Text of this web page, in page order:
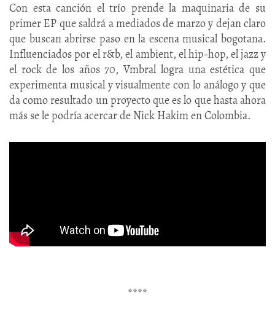
Con esta canción el trío prende la maquinaria de su
primer EP que saldrá a mediados de marzo y dejan claro
que buscan abrirse paso en la escena musical bogotana.
Influenciados por el r&b, el ambient, el hip-hop, el jazz y
el rock de los años 70, Vmbral logra una estética que
experimenta musical y visualmente con lo análogo y que
da como resultado un proyecto que es lo que hasta ahora
más se le podría acercar de Nick Hakim en Colombia.
****